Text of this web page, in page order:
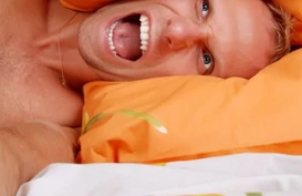
Архитектурный код начинается с